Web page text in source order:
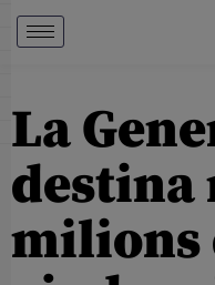
La
destina
milions